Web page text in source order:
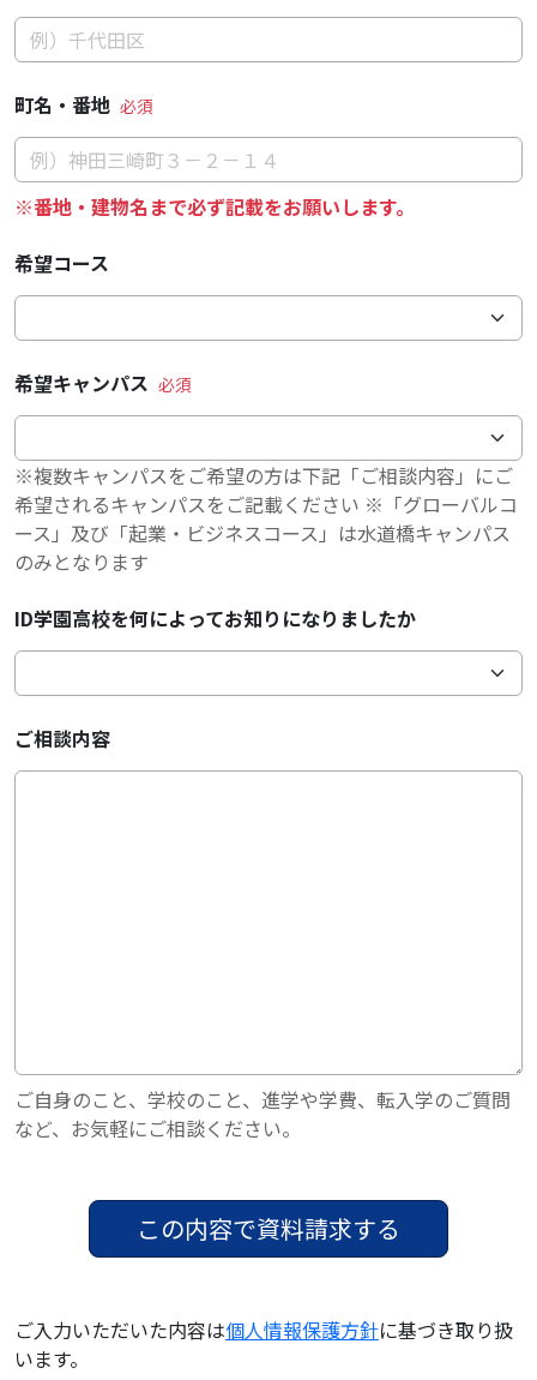
町名・番地
※番地・建物名まで必ず記載をお願いします。
希望コース
希望キャンパス
※複数キャンパスをご希望の方は下記「ご相談内容」にご
希望されるキャンパスをご記載ください ※「グローバルコ
ース」及び「起業・ビジネスコース」は水道橋キャンパス
のみとなります
ID学園高校を何によってお知りになりましたか
ご相談内容
ご自身のこと、学校のこと、進学や学費、転入学のご質問
など、お気軽にご相談ください。
ご入力いただいた内容は個人情報保護方針に基づき取り扱
います。